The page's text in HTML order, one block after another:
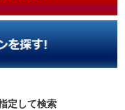
定して検索